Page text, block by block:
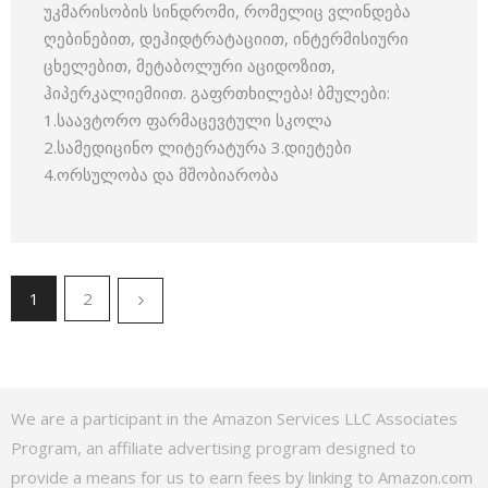
უკმარისობის სინდრომი, რომელიც ვლინდება
ღებინებით, დეჰიდტრატაციით, ინტერმისიური
ცხელებით, მეტაბოლური აციდოზით,
ჰიპერკალიემიით. გაფრთხილება! ბმულები:
1.საავტორო ფარმაცევტული სკოლა
2.სამედიცინო ლიტერატურა 3.დიეტები
4.ორსულობა და მშობიარობა
1 2
We are a participant in the Amazon Services LLC Associates
Program, an affiliate advertising program designed to
provide a means for us to earn fees by linking to Amazon.com